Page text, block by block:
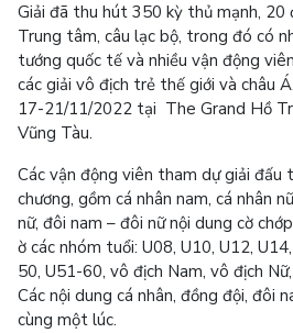
Giải đã thu hút 350 kỳ thủ mạnh, 20
Trung tâm, câu lạc bộ, trong đó có
tướng quốc tế và nhiều vận động
các giải vô địch trẻ thế giới và châu
17-21/11/2022 tại The Grand Hồ
Vũng Tàu.
Các vận động viên tham dự giải đấu
chương, gồm cá nhân nam, cá nhân
nữ, đôi nam – đôi nữ nội dung cờ
ờ các nhóm tuổi: U08, U10, U12,
50, U51-60, vô địch Nam, vô địch
Các nội dung cá nhân, đồng đội, đôi
cùng một lúc.